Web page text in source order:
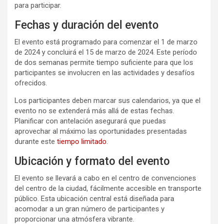
para participar.
Fechas y duración del evento
El evento está programado para comenzar el 1 de marzo
de 2024 y concluirá el 15 de marzo de 2024. Este período
de dos semanas permite tiempo suficiente para que los
participantes se involucren en las actividades y desafíos
ofrecidos.
Los participantes deben marcar sus calendarios, ya que el
evento no se extenderá más allá de estas fechas.
Planificar con antelación asegurará que puedas
aprovechar al máximo las oportunidades presentadas
durante este tiempo limitado.
Ubicación y formato del evento
El evento se llevará a cabo en el centro de convenciones
del centro de la ciudad, fácilmente accesible en transporte
público. Esta ubicación central está diseñada para
acomodar a un gran número de participantes y
proporcionar una atmósfera vibrante.